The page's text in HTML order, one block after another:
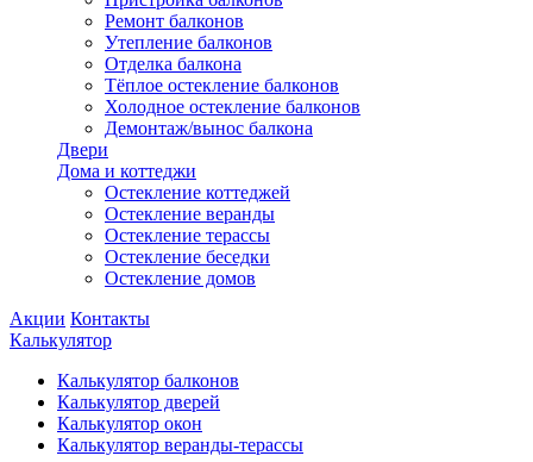
Ремонт балконов
Утепление балконов
Отделка балкона
Тёплое остекление балконов
Холодное остекление балконов
Демонтаж/вынос балкона
Двери
Дома и коттеджи
Остекление коттеджей
Остекление веранды
Остекление терассы
Остекление беседки
Остекление домов
Акции Контакты
Калькулятор
Калькулятор балконов
Калькулятор дверей
Калькулятор окон
Калькулятор веранды-терассы